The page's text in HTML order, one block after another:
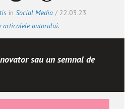
in Social Media/ 22.03.23
articolele autorului.
sau un semnal de